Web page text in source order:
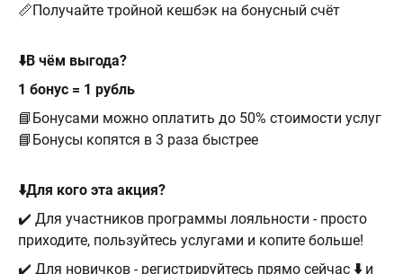
📏Получайте тройной кешбэк на бонусный счёт
⬇️В чём выгода?
1 бонус = 1 рубль
📘Бонусами можно оплатить до 50% стоимости услуг
📘Бонусы копятся в 3 раза быстрее
⬇️Для кого эта акция?
✔️ Для участников программы лояльности - просто
приходите, пользуйтесь услугами и копите больше!
✔️ Для новичков - регистрируйтесь прямо сейчас ⬇️ и